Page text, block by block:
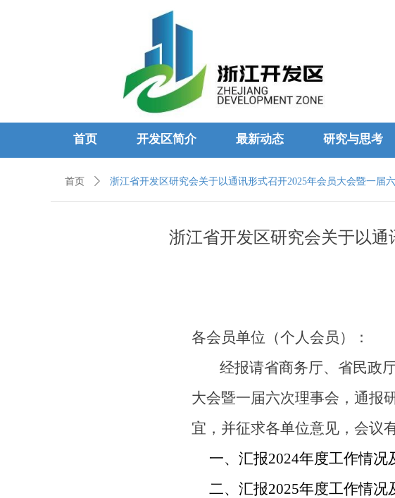
首页 开发区简介 最新动态 研究与思考
浙江省开发区研究会关于以
各会员单位（个人会员）：
经报请省商务厅、省民政
大会暨一届六次理事会，通报
宜，并征求各单位意见，会议
一、汇报2024年度工作情况
二、汇报2025年度工作情况
首页 ꄲ 浙江省开发区研究会关于以通讯形式召开2025年会员大会暨一届